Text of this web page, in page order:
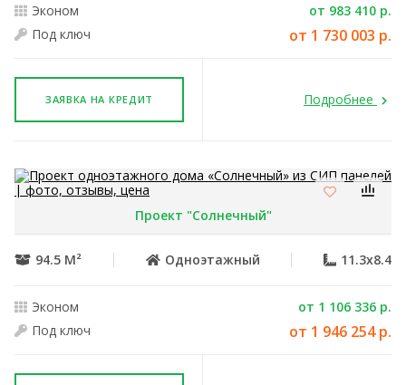
Эконом
от 983 410 р.
Под ключ
от 1 730 003 р.
ЗАЯВКА НА КРЕДИТ Подробнее
Проект "Солнечный"
94.5 М² Одноэтажный 11.3x8.4
Эконом
от 1 106 336 р.
Под ключ
от 1 946 254 р.